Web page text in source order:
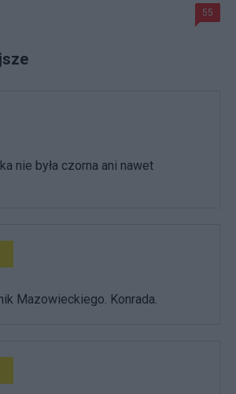
55
nie była czorna ani nawet
Mazowieckiego. Konrada.